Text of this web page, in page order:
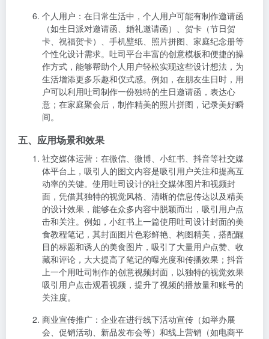
个人用户 ：在日常生活中，个人用户可能有制作邀请函
（如生日派对邀请函、婚礼邀请函）、贺卡（节日贺
卡、祝福贺卡）、手机壁纸、照片拼图、家庭纪念册等
个性化设计需求。吐司平台丰富的创意模板和便捷的操
作方式，能够帮助个人用户轻松实现这些设计想法，为
生活增添更多乐趣和仪式感。例如，在朋友生日时，用
户可以利用吐司制作一份独特的生日邀请函，表达心
意；在家庭聚会后，制作精美的照片拼图，记录美好瞬
间。
五、应用场景和效果
社交媒体运营 ：在微信、微博、小红书、抖音等社交媒
体平台上，吸引人的图文内容是吸引用户关注和提高互
动率的关键。使用吐司设计的社交媒体图片和视频封
面，凭借其独特的视觉风格、清晰的信息传达以及精美
的设计效果，能够在众多内容中脱颖而出，吸引用户点
击和关注。例如，小红书上一篇使用吐司设计封面的美
食教程笔记，其封面图片色彩鲜艳、构图精美，搭配醒
目的标题和诱人的美食图片，吸引了大量用户点赞、收
藏和评论，大大提高了笔记的曝光度和传播效果；抖音
上一个用吐司制作的创意视频封面，以独特的视觉效果
吸引用户点击观看视频，提升了视频的播放量和账号的
关注度。
商业宣传推广 ：企业在进行线下活动宣传（如举办展
会、促销活动、新品发布会等）和线上营销（如电商平